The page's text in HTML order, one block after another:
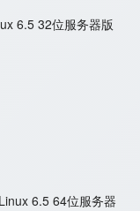
6.5 32位服务器版
6.5 64位服务器